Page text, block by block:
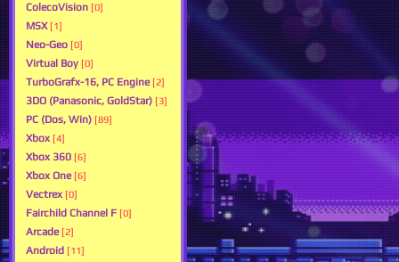
ColecoVision [0]
MSX [1]
Neo-Geo [0]
Virtual Boy [0]
TurboGrafx-16, PC Engine [2]
3DO (Panasonic, GoldStar) [3]
PC (Dos, Win) [89]
Xbox [4]
Xbox 360 [6]
Xbox One [6]
Vectrex [0]
Fairchild Channel F [0]
Arcade [2]
Android [11]